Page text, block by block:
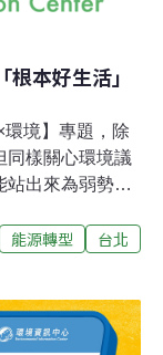
本好生活」
境】專題，除
同樣關心環境議
站出來為弱勢發
翰，以徒步登山
一步從山腳一
護聯盟秘書
非核陣線的李卓
能源轉型
台北